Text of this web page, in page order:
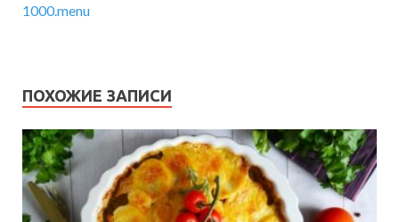
1000.menu
ПОХОЖИЕ ЗАПИСИ